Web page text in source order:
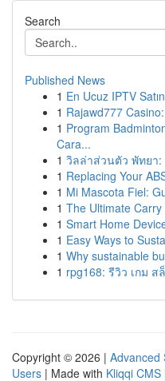
Search
Published News
1 En Ucuz IPTV
1 Rajawd777
1 Program
Cara...
1 วิลล่าส่วนตัว พัทยา:
1 Replacing Your
1 Mi Mascota Fiel:
1 The Ultimate
1 Smart Home
1 Easy Ways to
1 Why sustainable
1 rpg168: รีวิว เกม
Copyright © 2026 | Advanced
Users | Made with Kliqqi CMS